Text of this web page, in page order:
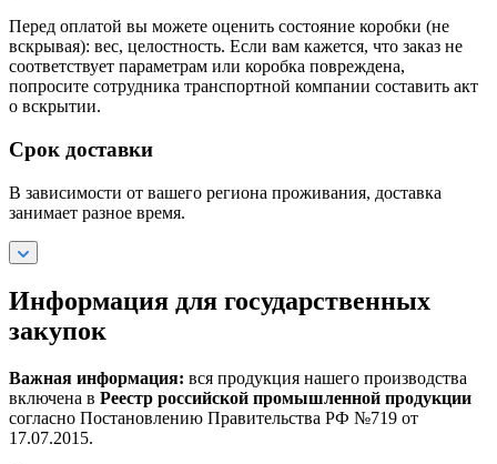
Перед оплатой вы можете оценить состояние коробки (не
вскрывая): вес, целостность. Если вам кажется, что заказ не
соответствует параметрам или коробка повреждена,
попросите сотрудника транспортной компании составить акт
о вскрытии.
Срок доставки
В зависимости от вашего региона проживания, доставка
занимает разное время.
Информация для государственных
закупок
Важная информация: вся продукция нашего производства
включена в Реестр российской промышленной продукции
согласно Постановлению Правительства РФ №719 от
17.07.2015.